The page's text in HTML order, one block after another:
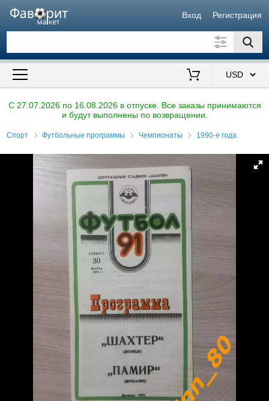
Вход Регистрация
Искать также в описании
C 27.07.2026 по 16.08.2026 в отпуске. Все заказы принимаются
и будут выполнены по возвращении.
Спорт Футбольные программы Чемпионаты 1990-е года